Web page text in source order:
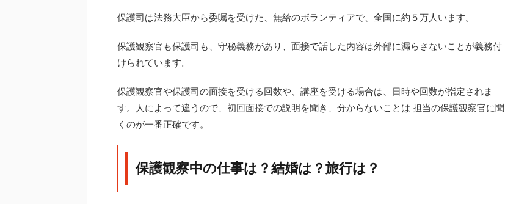
保護司は法務大臣から委嘱を受けた、無給のボランティアで、全国に約５万人います。
保護観察官も保護司も、守秘義務があり、面接で話した内容は外部に漏らさないことが義務付
けられています。
保護観察官や保護司の面接を受ける回数や、講座を受ける場合は、日時や回数が指定されま
す。人によって違うので、初回面接での説明を聞き、分からないことは 担当の保護観察官に聞
くのが一番正確です。
保護観察中の仕事は？結婚は？旅行は？